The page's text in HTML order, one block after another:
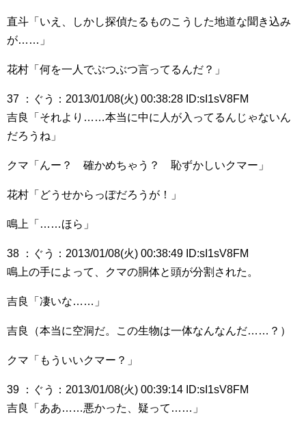
直斗「いえ、しかし探偵たるものこうした地道な聞き込み
が……」
花村「何を一人でぶつぶつ言ってるんだ？」
37 ：ぐう：2013/01/08(火) 00:38:28 ID:sI1sV8FM
吉良「それより……本当に中に人が入ってるんじゃないん
だろうね」
クマ「んー？ 確かめちゃう？ 恥ずかしいクマー」
花村「どうせからっぽだろうが！」
鳴上「……ほら」
38 ：ぐう：2013/01/08(火) 00:38:49 ID:sI1sV8FM
鳴上の手によって、クマの胴体と頭が分割された。
吉良「凄いな……」
吉良（本当に空洞だ。この生物は一体なんなんだ……？）
クマ「もういいクマー？」
39 ：ぐう：2013/01/08(火) 00:39:14 ID:sI1sV8FM
吉良「ああ……悪かった、疑って……」